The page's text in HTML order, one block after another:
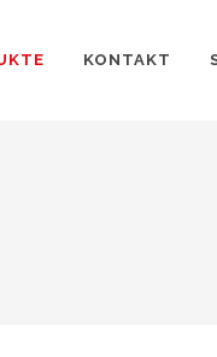
KONTAKT